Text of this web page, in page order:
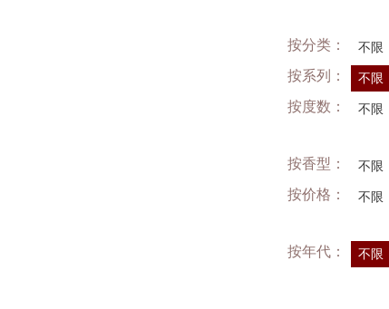
按分类： 不限
按系列： 不限
按度数： 不限
按香型： 不限
按价格： 不限
按年代： 不限